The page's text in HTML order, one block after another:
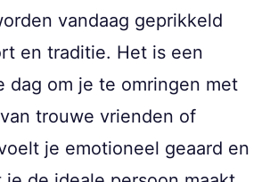
vandaag geprikkeld
en traditie. Het is een
dag om je te omringen met
trouwe vrienden of
je emotioneel geaard en